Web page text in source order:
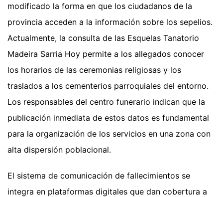
modificado la forma en que los ciudadanos de la
provincia acceden a la información sobre los sepelios.
Actualmente, la consulta de las Esquelas Tanatorio
Madeira Sarria Hoy permite a los allegados conocer
los horarios de las ceremonias religiosas y los
traslados a los cementerios parroquiales del entorno.
Los responsables del centro funerario indican que la
publicación inmediata de estos datos es fundamental
para la organización de los servicios en una zona con
alta dispersión poblacional.
El sistema de comunicación de fallecimientos se
integra en plataformas digitales que dan cobertura a